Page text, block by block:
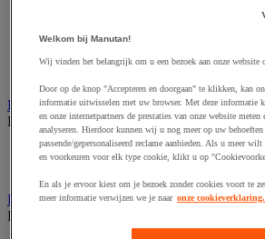
Fotocamera, videocamera en
Projectie en videoprojectie-apparatuur
Studioverlichting en accessoires
Bewegwijzering en aanduidingsborden
Bekijk de hele productgroep
Deurnaambord
Folderrek en -houder
Bekijk de hele productgroep
Welkom bij Manutan!
Wij vinden het belangrijk om u een bezoek aan onze website
Door op de knop "Accepteren en doorgaan" te klikken, kan
informatie uitwisselen met uw browser. Met deze informatie
en onze internetpartners de prestaties van onze website
analyseren. Hierdoor kunnen wij u nog meer op uw behoeften
passende/gepersonaliseerd reclame aanbieden. Als u meer
en voorkeuren voor elk type cookie, klikt u op
En als je ervoor kiest om je bezoek zonder cookies voort te
meer informatie verwijzen we je naar onze cookieverklaring.